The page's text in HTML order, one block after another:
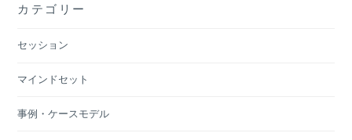
カテゴリー
セッション
マインドセット
事例・ケースモデル